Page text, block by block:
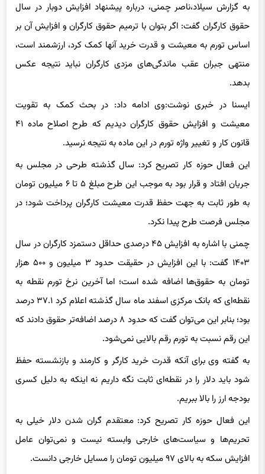
به گزارش سیلاد،ناصر چمنی، درباره پیشنهاد افزایش دوبار در سال
حقوق کارگران گفت: اگر بتوان با ترمیم حقوق کارگران و افزایش آن بر
اساس تورم به معیشت و قدرت خرید آنها کمک کرد، ارزشمند است،
منتهی جبران عقب ماندگی‌های مزدی کارگران نباید نتیجه عکس
بدهد.
ایسنا در خبری نوشت:وی ادامه داد: در بحث کمک به تقویت
معیشت و افزایش حقوق کارگران دیدیم که طرح اصلاح ماده ۴۱
قانون کار و تغییر واژه تورم در این ماده به نتیجه نرسید.
این فعال حوزه کار تصریح کرد: سال گذشته طرحی در مجلس به
جریان افتاد و قرار بود به موجب این طرح مبلغ ۵ تا ۶ میلیون تومان
به طور ثابت به جهت حفظ قدرت معیشت کارگران پرداخت شود؛ در
مجلس فرصت طرح پیدا نکرد.
چمنی با اشاره به افزایش ۴۵ درصدی حداقل دستمزد کارگران در سال
۱۴۰۳ گفت: با این افزایش در حقیقت حدود ۳ میلیون و ۵۰۰ هزار
تومان به حقوق‌ها اضافه شده است؛ اما آخرین نرخ تورم نقطه به
نقطه‌ای که بانک مرکزی اسفند ماه سال گذشته اعلام کرد ۳۷.۱ درصد
بود؛ بنابر این می‌توان گفت که حدود ۸ درصد اضافه‌تر حقوق دادند که
این رقم نسبت به تورم رقم بالایی نمی‌شود.
به گفته وی برای آنکه قدرت خرید کارگر و کارمند و بازنشسته حفظ
شود باید دلار را در نقطه‌ای ثابت نگه داریم نه اینکه به دلیل کسری
بودجه ارز را بالا ببریم.
این فعال حوزه کار تصریح کرد: معتقدم گران شدن دلار خیلی به
تحریم‌ها و سیاست‌های خارجی وابسته نیست و نمی‌توان عامل
افزایش سکه به بالای ۹۷ میلیون تومان را مسایل خارجی دانست.